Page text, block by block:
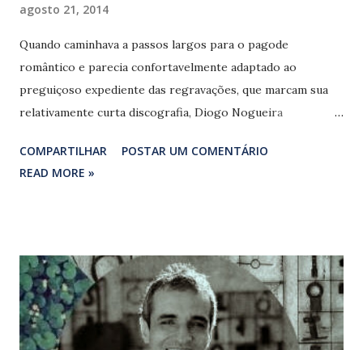
agosto 21, 2014
Quando caminhava a passos largos para o pagode
romântico e parecia confortavelmente adaptado ao
preguiçoso expediente das regravações, que marcam sua
relativamente curta discografia, Diogo Nogueira
Dividido com o exímio bandolinista e compositor Hamilton
de Holanda, o álbum, que equilibra material inédito e
como ‘Desde que o samba é samba’ (Caetano Veloso) e
‘Risque’ (Ary Barroso), o repertório soa interessante
justamente por tirar Diogo de sua zona de conforto e,
também, pelos espertos arranjos. Acompanhados pelos
COMPARTILHAR
POSTAR UM COMENTÁRIO
READ MORE »